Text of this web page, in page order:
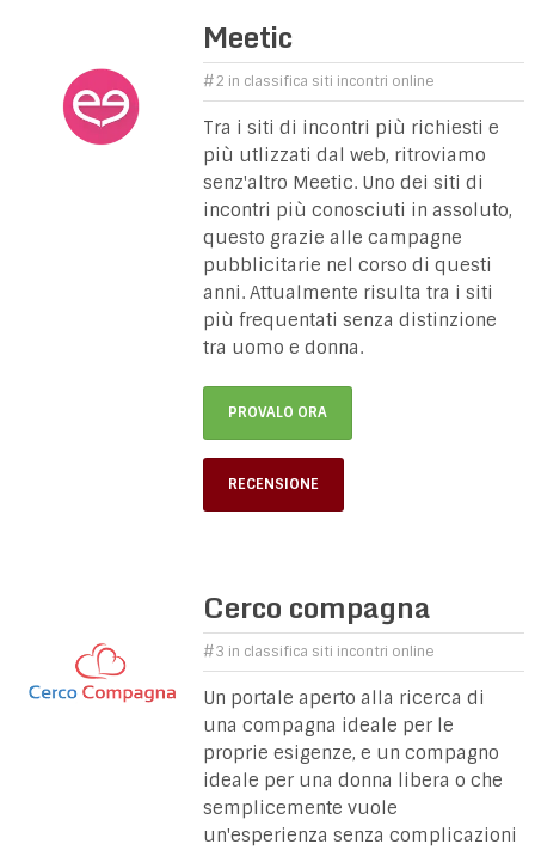
Meetic
#2 in classifica siti incontri online
Tra i siti di incontri più richiesti e
più utlizzati dal web, ritroviamo
senz'altro Meetic. Uno dei siti di
incontri più conosciuti in assoluto,
questo grazie alle campagne
pubblicitarie nel corso di questi
anni. Attualmente risulta tra i siti
più frequentati senza distinzione
tra uomo e donna.
PROVALO ORA
RECENSIONE
Cerco compagna
#3 in classifica siti incontri online
Un portale aperto alla ricerca di
una compagna ideale per le
proprie esigenze, e un compagno
ideale per una donna libera o che
semplicemente vuole
un'esperienza senza complicazioni